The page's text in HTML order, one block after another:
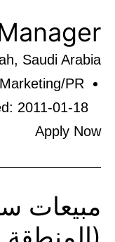
Saudi Arabia
Marketing/PR
2011-01-18
Apply Now
مبيعات